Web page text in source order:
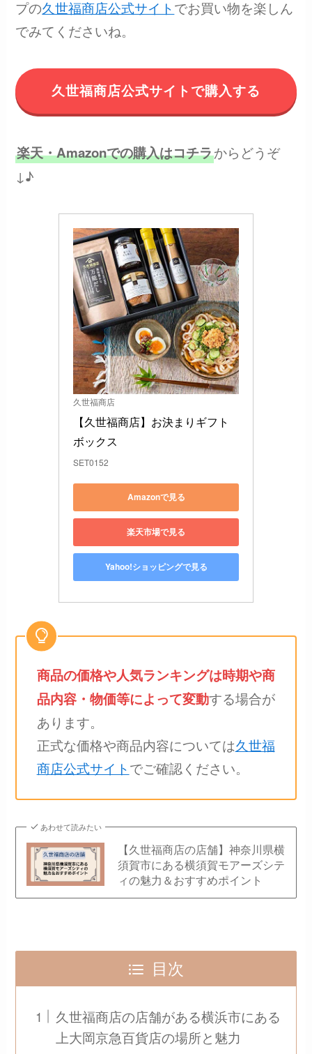
プの久世福商店公式サイトでお買い物を楽しん
でみてくださいね。
久世福商店公式サイトで購入する
楽天・Amazonでの購入はコチラからどうぞ
↓♪
久世福商店
【久世福商店】お決まりギフト
ボックス
SET0152
Amazonで見る
楽天市場で見る
Yahoo!ショッピングで見る
商品の価格や人気ランキングは時期や商
品内容・物価等によって変動する場合が
あります。
正式な価格や商品内容については久世福
商店公式サイトでご確認ください。
あわせて読みたい
【久世福商店の店舗】神奈川県横
須賀市にある横須賀モアーズシテ
ィの魅力＆おすすめポイント
目次
久世福商店の店舗がある横浜市にある
上大岡京急百貨店の場所と魅力